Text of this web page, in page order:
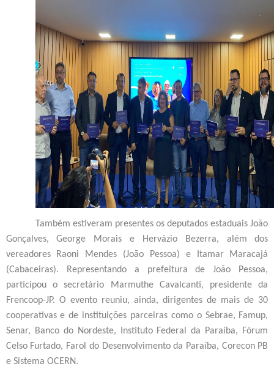
Também estiveram presentes os deputados estaduais João
Gonçalves, George Morais e Hervázio Bezerra, além dos
vereadores Raoni Mendes (João Pessoa) e Itamar Maracajá
(Cabaceiras). Representando a prefeitura de João Pessoa,
participou o secretário Marmuthe Cavalcanti, presidente da
Frencoop-JP. O evento reuniu, ainda, dirigentes de mais de 30
cooperativas e de instituições parceiras como o Sebrae, Famup,
Senar, Banco do Nordeste, Instituto Federal da Paraíba, Fórum
Celso Furtado, Farol do Desenvolvimento da Paraíba, Corecon PB
e Sistema OCERN.